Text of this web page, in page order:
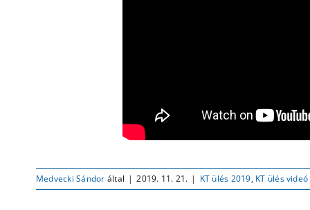
Medvecki Sándor által | 2019. 11. 21. | KT ülés 2019, KT ülés videó